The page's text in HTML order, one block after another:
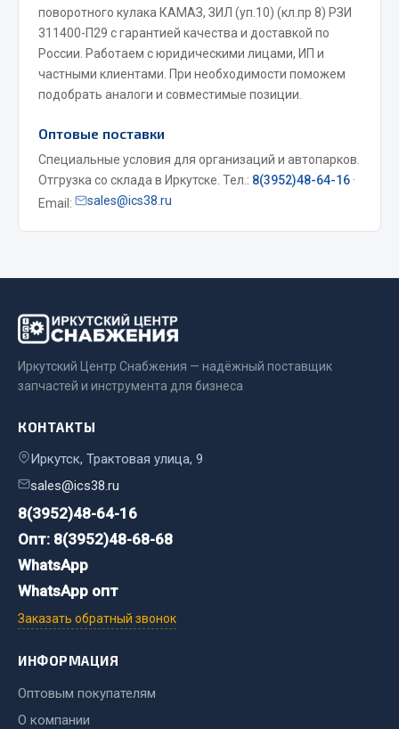
Система питания
Подвеска
Тормозная система
Двери
Двигатель
Электрооборудование
Показать ещё
Весь раздел
Двигатель
Система питания
Система выпуска газа
Система охлаждения
Тормозная система
Показать ещё
Весь раздел
Запчасти ЯМЗ
Система питания
Система выпуска газа
Система охлаждения
поворотного кулака КАМАЗ, ЗИЛ (уп.10) (кл.пр 8) РЗИ
311400-П29 с гарантией качества и доставкой по
России. Работаем с юридическими лицами, ИП и
частными клиентами. При необходимости поможем
подобрать аналоги и совместимые позиции.
Оптовые поставки
Специальные условия для организаций и автопарков.
Отгрузка со склада в Иркутске. Тел.: 8(3952)48-64-16 ·
Email:
sales@ics38.ru
Иркутский Центр Снабжения — надёжный поставщик
запчастей и инструмента для бизнеса
КОНТАКТЫ
Иркутск, Трактовая улица, 9
sales@ics38.ru
8(3952)48-64-16
Опт: 8(3952)48-68-68
WhatsApp
WhatsApp опт
Заказать обратный звонок
ИНФОРМАЦИЯ
Оптовым покупателям
О компании